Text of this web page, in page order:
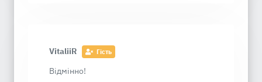
VitaliiR Гість
Відмінно!